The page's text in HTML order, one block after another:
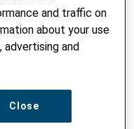
and traffic on
about your use
and
Close